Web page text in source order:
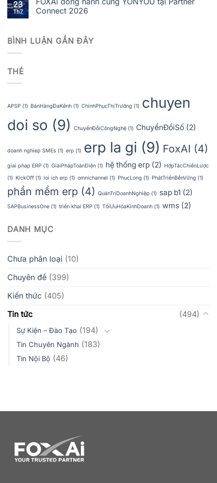
23
Th7
Connect 2026
BÌNH LUẬN GẦN ĐÂY
THẺ
APSP (1) BánHàngĐaKênh (1) ChinhPhụcThịTrường (1) chuyen
doi so (9) ChuyểnĐổiCôngNghệ (1) ChuyểnĐổiSố (2)
doanh nghiep SMEs (1) erp (1) erp la gi (9) FoxAI (4)
giai phap ERP (1) GiảiPhápToànDiện (1) hệ thống erp (2)
HợpTácChiếnLược
(1) KickOff (1) loi ich erp (1) omnichannel (1) PhucLong (1) PhátTriểnBềnVững (1)
phần mềm erp (4) QuảnTrịDoanhNghiệp (1) sap b1 (2)
SAPBusinessOne (1) triển khai ERP (1) TốiƯuHóaKinhDoanh (1) wms (2)
DANH MỤC
Chưa phân loại (10)
Chuyên đề (399)
Kiến thức (405)
Tin tức
(494)
Sự Kiện – Đào Tạo (194)
Tin Chuyên Ngành (183)
Tin Nội Bộ (46)